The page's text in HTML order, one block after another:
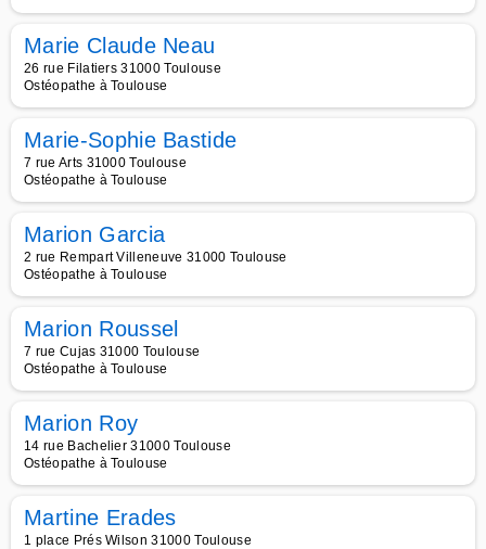
Marie Claude Neau
26 rue Filatiers 31000 Toulouse
Ostéopathe à Toulouse
Marie-Sophie Bastide
7 rue Arts 31000 Toulouse
Ostéopathe à Toulouse
Marion Garcia
2 rue Rempart Villeneuve 31000 Toulouse
Ostéopathe à Toulouse
Marion Roussel
7 rue Cujas 31000 Toulouse
Ostéopathe à Toulouse
Marion Roy
14 rue Bachelier 31000 Toulouse
Ostéopathe à Toulouse
Martine Erades
1 place Prés Wilson 31000 Toulouse